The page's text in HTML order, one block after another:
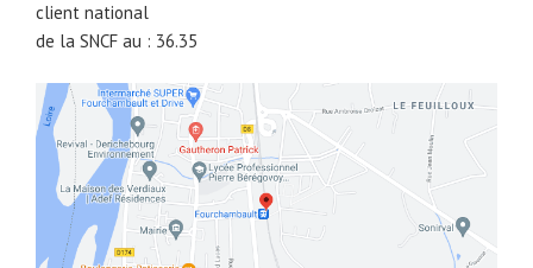
client national
de la SNCF au : 36.35